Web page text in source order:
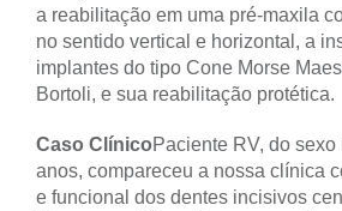
a reabilitação em uma pré-maxila
no sentido vertical e horizontal, a
implantes do tipo Cone Morse
Bortoli, e sua reabilitação protética.
Caso ClínicoPaciente RV, do
anos, compareceu a nossa clínica
e funcional dos dentes incisivos